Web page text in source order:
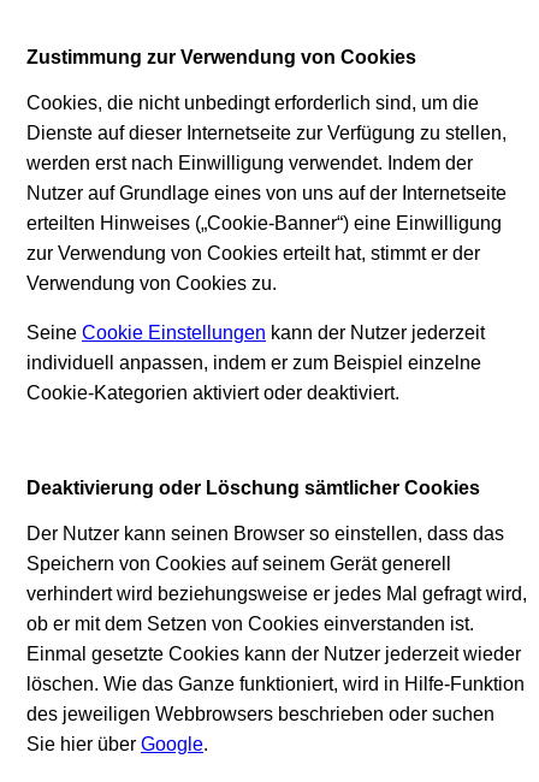
Zustimmung zur Verwendung von Cookies
Cookies, die nicht unbedingt erforderlich sind, um die
Dienste auf dieser Internetseite zur Verfügung zu stellen,
werden erst nach Einwilligung verwendet. Indem der
Nutzer auf Grundlage eines von uns auf der Internetseite
erteilten Hinweises („Cookie-Banner“) eine Einwilligung
zur Verwendung von Cookies erteilt hat, stimmt er der
Verwendung von Cookies zu.
Seine Cookie Einstellungen kann der Nutzer jederzeit
individuell anpassen, indem er zum Beispiel einzelne
Cookie-Kategorien aktiviert oder deaktiviert.
Deaktivierung oder Löschung sämtlicher Cookies
Der Nutzer kann seinen Browser so einstellen, dass das
Speichern von Cookies auf seinem Gerät generell
verhindert wird beziehungsweise er jedes Mal gefragt wird,
ob er mit dem Setzen von Cookies einverstanden ist.
Einmal gesetzte Cookies kann der Nutzer jederzeit wieder
löschen. Wie das Ganze funktioniert, wird in Hilfe-Funktion
des jeweiligen Webbrowsers beschrieben oder suchen
Sie hier über Google.